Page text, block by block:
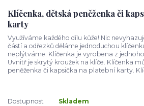
Klíčenka, dětská peněženka či
karty
Využíváme každého dílu kůže! Nic
částí a odřezků děláme jednoduchou
neplýtváme. Klíčenka je vyrobena z jednoho
Uvnitř je skrytý kroužek na klíče. Klíčenka
peněženka či kapsička na platební karty.
Dostupnost
Skladem